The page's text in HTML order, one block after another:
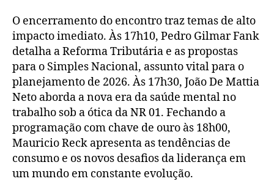
O encerramento do encontro traz temas de alto
impacto imediato. Às 17h10, Pedro Gilmar Fank
detalha a Reforma Tributária e as propostas
para o Simples Nacional, assunto vital para o
planejamento de 2026. Às 17h30, João De Mattia
Neto aborda a nova era da saúde mental no
trabalho sob a ótica da NR 01. Fechando a
programação com chave de ouro às 18h00,
Mauricio Reck apresenta as tendências de
consumo e os novos desafios da liderança em
um mundo em constante evolução.